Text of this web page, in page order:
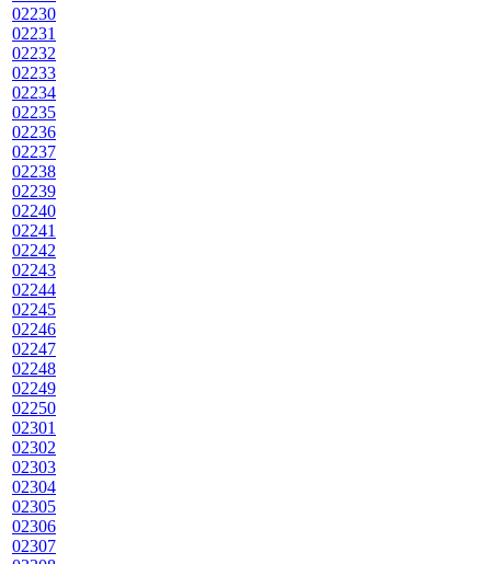
02230
02231
02232
02233
02234
02235
02236
02237
02238
02239
02240
02241
02242
02243
02244
02245
02246
02247
02248
02249
02250
02301
02302
02303
02304
02305
02306
02307